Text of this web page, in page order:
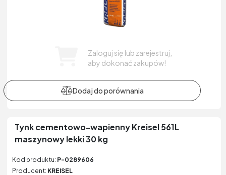
Zaloguj się lub zarejestruj,
aby dokonać zakupów!
Tynk cementowo-wapienny Kreisel 561L
maszynowy lekki 30 kg
Kod produktu: P-0289606
Producent: KREISEL